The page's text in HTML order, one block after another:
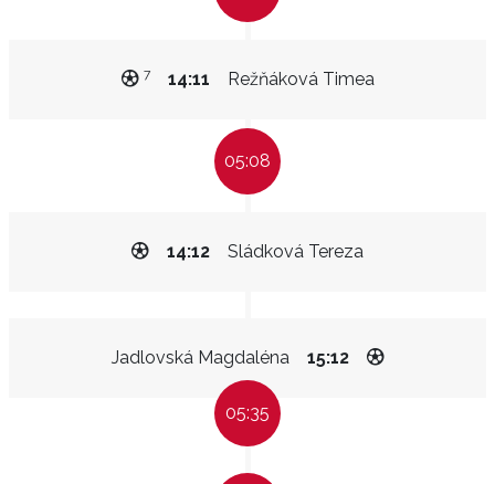
Režňáková Timea
14:11
7
05:08
Sládková Tereza
14:12
Jadlovská Magdaléna 15:12
05:35